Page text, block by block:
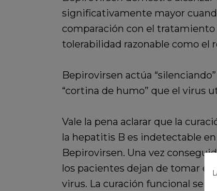
significativamente mayor
comparación con el
tolerabilidad razonable como el
Bepirovirsen actúa
“cortina de humo” que el virus
Vale la pena aclarar que la
la hepatitis B es indetectable
Bepirovirsen. Una vez
los pacientes dejan de tomar
virus. La curación funcional se